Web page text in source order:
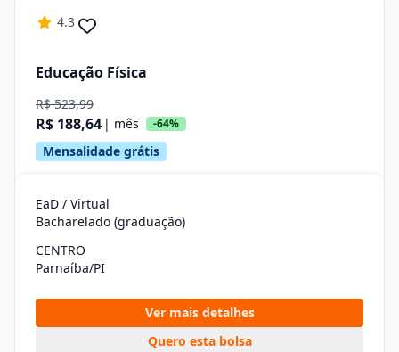
4.3
Educação Física
R$ 523,99
R$ 188,64 | mês -64%
Mensalidade grátis
EaD / Virtual
Bacharelado (graduação)
CENTRO
Parnaíba/PI
Ver mais detalhes
Quero esta bolsa